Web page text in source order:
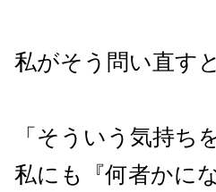
私がそう問い直す
「そういう気持ち
私にも『何者かに